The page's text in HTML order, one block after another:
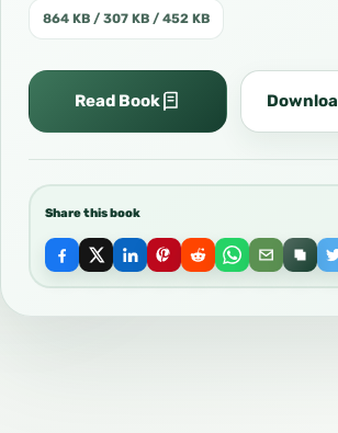
864 KB / 307 KB / 452 KB
Read Book
Share this book